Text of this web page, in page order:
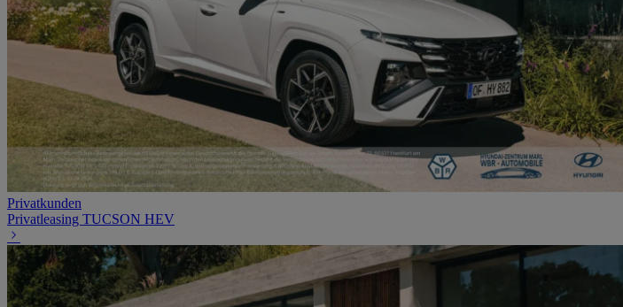
Privatkunden
Privatleasing TUCSON HEV